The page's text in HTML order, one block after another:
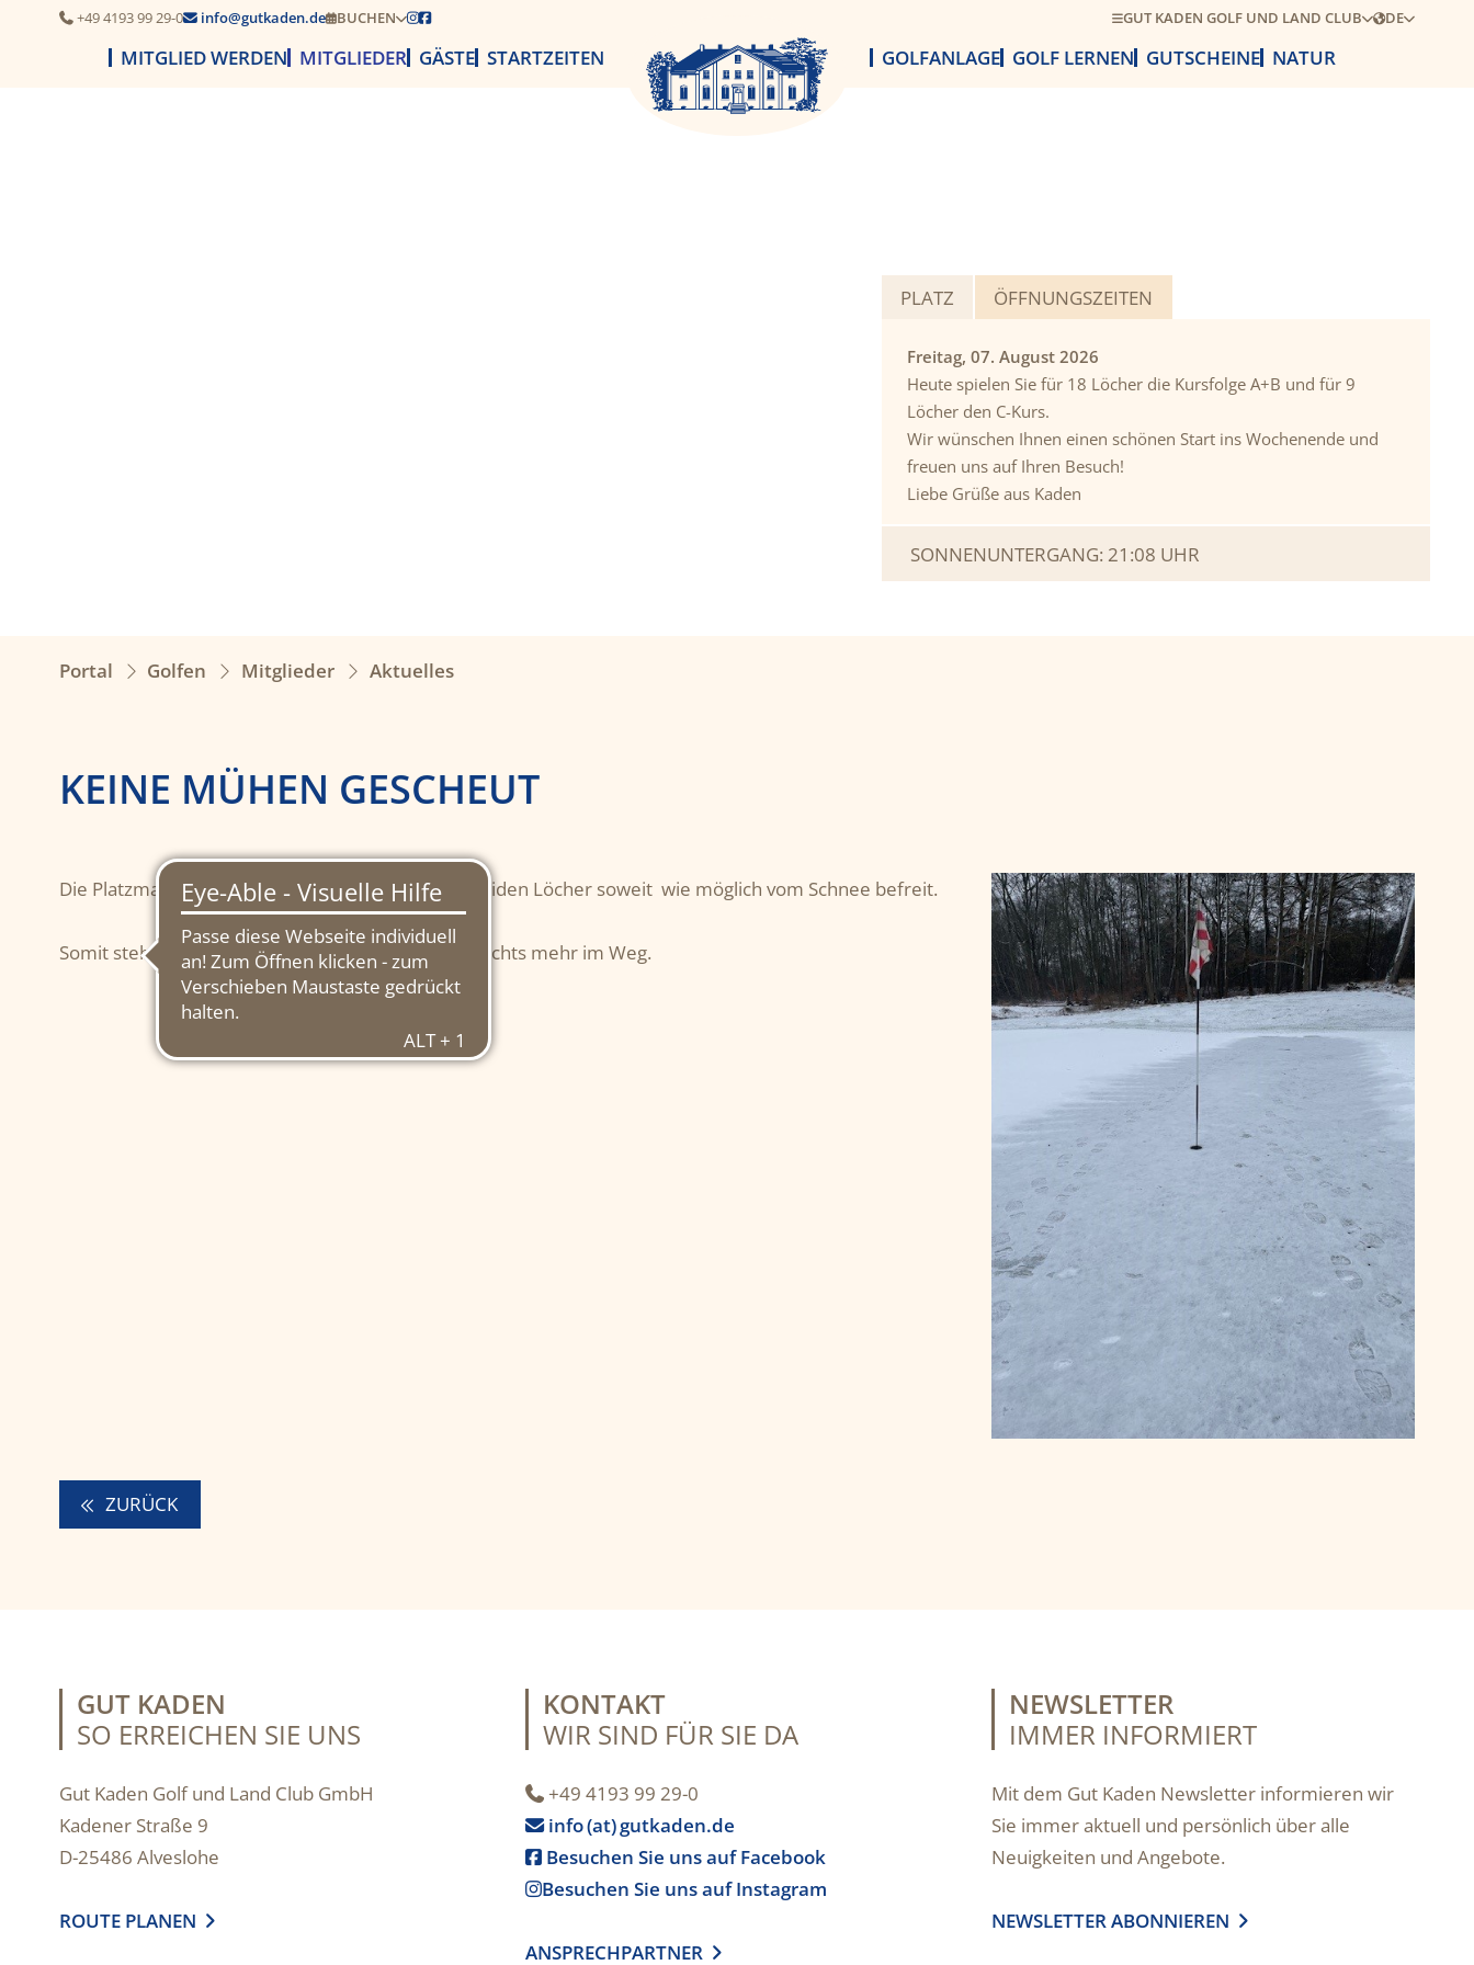
+49 4193 99 29-0info@gutkaden.de BUCHEN  GUT KADEN GOLF UND LAND CLUB DE
MITGLIED WERDEN MITGLIEDER GÄSTE STARTZEITEN GOLFANLAGE GOLF LERNEN GUTSCHEINE NATUR
PLATZ ÖFFNUNGSZEITEN
Freitag, 07. August 2026
Heute spielen Sie für 18 Löcher die Kursfolge A+B und für 9
Löcher den C-Kurs.
Wir wünschen Ihnen einen schönen Start ins Wochenende und
freuen uns auf Ihren Besuch!
Liebe Grüße aus Kaden
SONNENUNTERGANG: 21:08 UHR
Portal Golfen Mitglieder Aktuelles
KEINE MÜHEN GESCHEUT
Die Platzmanschaft hat heute auf den Grüns die beiden Löcher soweit wie möglich vom Schnee befreit.
Somit steht dem Winter-Member-Guest morgen nichts mehr im Weg.
ZURÜCK
GUT KADEN
SO ERREICHEN SIE UNS
Gut Kaden Golf und Land Club GmbH
Kadener Straße 9
D-25486 Alveslohe
ROUTE PLANEN 
KONTAKT
WIR SIND FÜR SIE DA
+49 4193 99 29-0
info (at) gutkaden.de
Besuchen Sie uns auf Facebook
Besuchen Sie uns auf Instagram
ANSPRECHPARTNER 
NEWSLETTER
IMMER INFORMIERT
Mit dem Gut Kaden Newsletter informieren wir
Sie immer aktuell und persönlich über alle
Neuigkeiten und Angebote.
NEWSLETTER ABONNIEREN 